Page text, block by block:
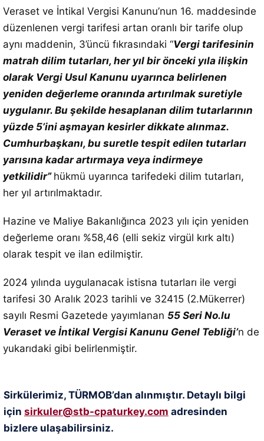
Veraset ve İntikal Vergisi Kanunu’nun 16. maddesinde
düzenlenen vergi tarifesi artan oranlı bir tarife olup
aynı maddenin, 3’üncü fıkrasındaki “Vergi tarifesinin
matrah dilim tutarları, her yıl bir önceki yıla ilişkin
olarak Vergi Usul Kanunu uyarınca belirlenen
yeniden değerleme oranında artırılmak suretiyle
uygulanır. Bu şekilde hesaplanan dilim tutarlarının
yüzde 5’ini aşmayan kesirler dikkate alınmaz.
Cumhurbaşkanı, bu suretle tespit edilen tutarları
yarısına kadar artırmaya veya indirmeye
yetkilidir” hükmü uyarınca tarifedeki dilim tutarları,
her yıl artırılmaktadır.
Hazine ve Maliye Bakanlığınca 2023 yılı için yeniden
değerleme oranı %58,46 (elli sekiz virgül kırk altı)
olarak tespit ve ilan edilmiştir.
2024 yılında uygulanacak istisna tutarları ile vergi
tarifesi 30 Aralık 2023 tarihli ve 32415 (2.Mükerrer)
sayılı Resmi Gazetede yayımlanan 55 Seri No.lu
Veraset ve İntikal Vergisi Kanunu Genel Tebliği’n de
yukarıdaki gibi belirlenmiştir.
Sirkülerimiz, TÜRMOB’dan alınmıştır. Detaylı bilgi
için sirkuler@stb-cpaturkey.com adresinden
bizlere ulaşabilirsiniz.